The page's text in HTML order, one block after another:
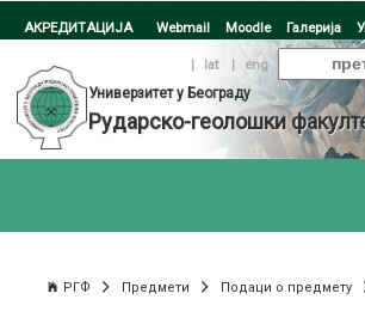
АКРЕДИТАЦИЈА Webmail Moodle Галерија
| lat |
eng
Универзитет у Београду
Рударско-геолошки
РГФ Предмети Подаци о предмету